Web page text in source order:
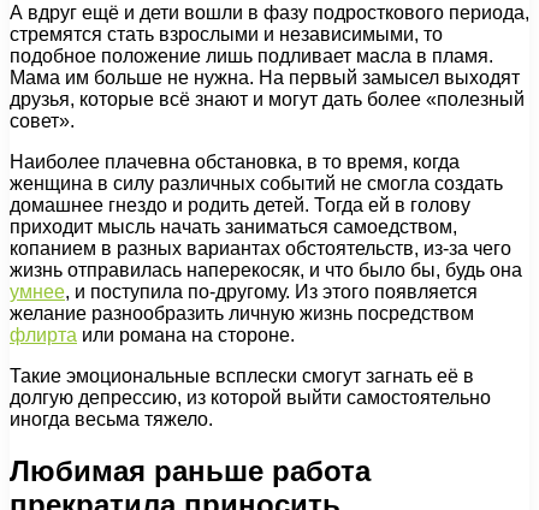
А вдруг ещё и дети вошли в фазу подросткового периода,
стремятся стать взрослыми и независимыми, то
подобное положение лишь подливает масла в пламя.
Мама им больше не нужна. На первый замысел выходят
друзья, которые всё знают и могут дать более «полезный
совет».
Наиболее плачевна обстановка, в то время, когда
женщина в силу различных событий не смогла создать
домашнее гнездо и родить детей. Тогда ей в голову
приходит мысль начать заниматься самоедством,
копанием в разных вариантах обстоятельств, из-за чего
жизнь отправилась наперекосяк, и что было бы, будь она
умнее, и поступила по-другому. Из этого появляется
желание разнообразить личную жизнь посредством
флирта или романа на стороне.
Такие эмоциональные всплески смогут загнать её в
долгую депрессию, из которой выйти самостоятельно
иногда весьма тяжело.
Любимая раньше работа